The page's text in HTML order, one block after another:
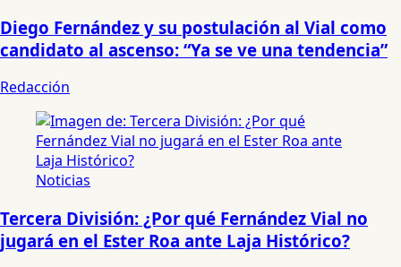
Diego Fernández y su postulación al Vial como
candidato al ascenso: “Ya se ve una tendencia”
Redacción
Noticias
Tercera División: ¿Por qué Fernández Vial no
jugará en el Ester Roa ante Laja Histórico?